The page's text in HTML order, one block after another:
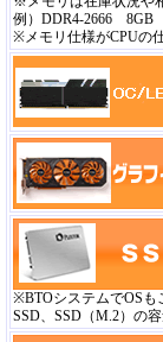
例）DDR4-2666
※メモリ仕様がCPUの
※BTOシステムでOSも
SSD、SSD（M.2）の